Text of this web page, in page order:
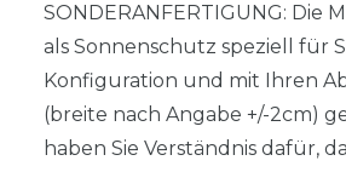
SONDERANFERTIGUNG: Die
als Sonnenschutz speziell für
Konfiguration und mit Ihren
(breite nach Angabe +/-2cm)
haben Sie Verständnis dafür,